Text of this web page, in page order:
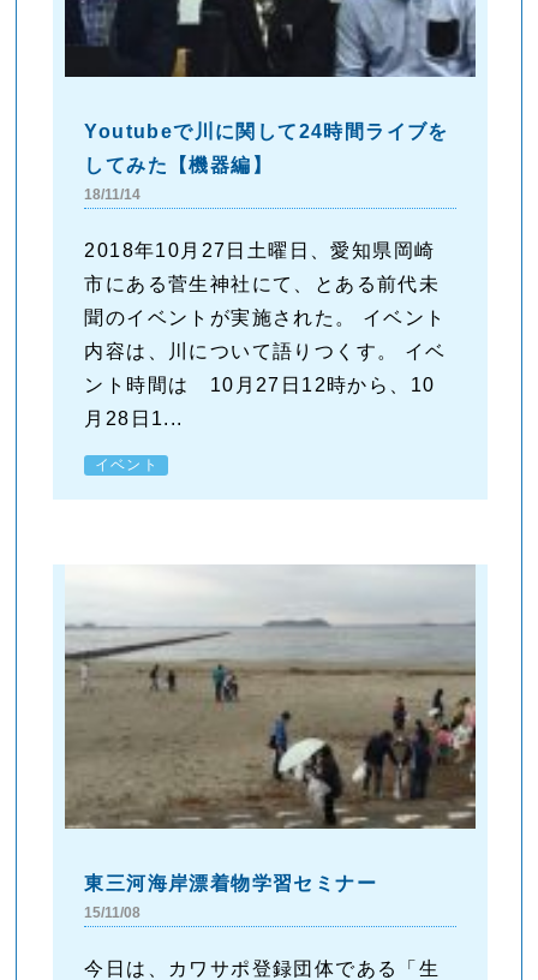
Youtubeで川に関して24時間ライブを
してみた【機器編】
18/11/14
2018年10月27日土曜日、愛知県岡崎
市にある菅生神社にて、とある前代未
聞のイベントが実施された。 イベント
内容は、川について語りつくす。 イベ
ント時間は 10月27日12時から、10
月28日1...
イベント
東三河海岸漂着物学習セミナー
15/11/08
今日は、カワサポ登録団体である「生